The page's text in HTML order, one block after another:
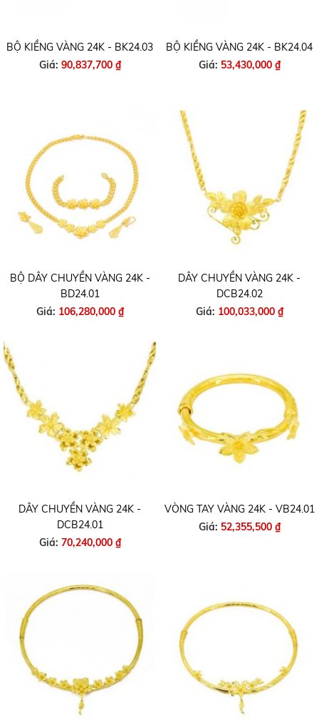
BỘ KIỀNG VÀNG 24K - BK24.03
Giá: 90,837,700 ₫
BỘ KIỀNG VÀNG 24K - BK24.04
Giá: 53,430,000 ₫
BỘ DÂY CHUYỀN VÀNG 24K -
BD24.01
Giá: 106,280,000 ₫
DÂY CHUYỀN VÀNG 24K -
DCB24.02
Giá: 100,033,000 ₫
DÂY CHUYỀN VÀNG 24K -
DCB24.01
Giá: 70,240,000 ₫
VÒNG TAY VÀNG 24K - VB24.01
Giá: 52,355,500 ₫